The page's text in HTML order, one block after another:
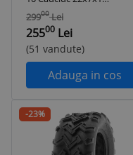
Tubeless
29900 Lei
25500 Lei
(51 vandute)
Adauga in cos
-23%